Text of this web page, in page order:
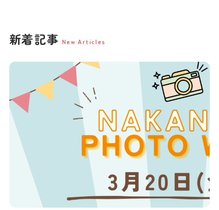
新着記事 New Articles